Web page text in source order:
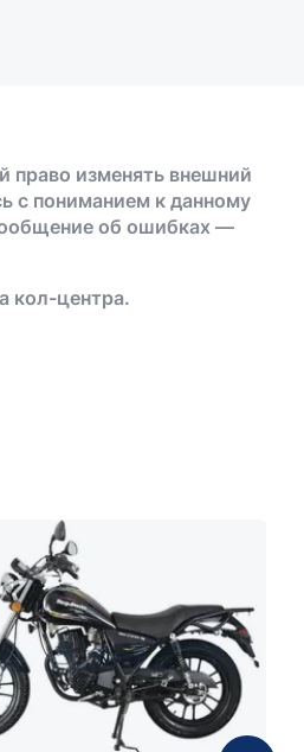
право изменять внешний
с пониманием к данному
об ошибках —
кол-центра.